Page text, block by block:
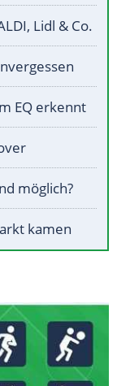
Lidl & Co.
EQ erkennt
möglich?
kamen